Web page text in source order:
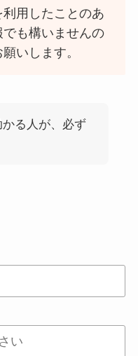
用したことのあ
も構いませんの
いします。
る人が、必ず